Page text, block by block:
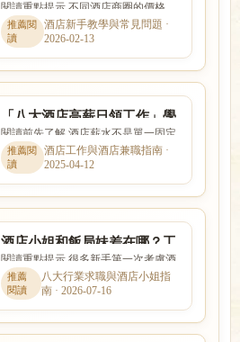
姐】日保五千、免脫、免秀
舞、免出場S
閱讀重點提示 不同酒店商圈的價格、
客群、交通與店型定位都有差異。本
文以「【東區禮服酒店誠徵...
酒店新手教學與常見問題 ·
2026-02-13
「八大酒店高薪日領工作」學
生短期酒店求職打工
閱讀前先了解 酒店薪水不是單一固定
數字，而是受到店型、出勤時段、節
數、客源與個人條件影響。...
酒店工作與酒店兼職指南 ·
2025-04-12
酒店小姐和飯局妹差在哪？工
作內容、外型條件與收入方式
比較
閱讀重點提示 很多新手第一次考慮酒
店工作時，會同時擔心工作內容、安
全性、收入、上班時間與是...
八大行業求職與酒店小姐指
南 · 2026-07-16